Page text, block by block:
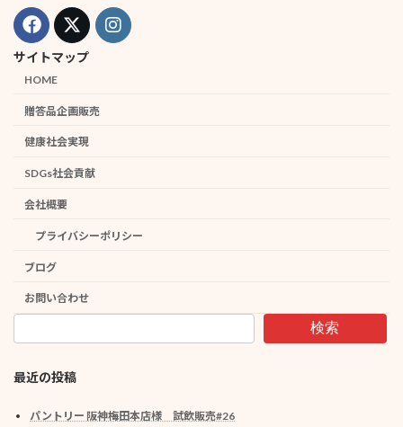
サイトマップ
HOME
贈答品企画販売
健康社会実現
SDGs社会貢献
会社概要
プライバシーポリシー
ブログ
お問い合わせ
検索
最近の投稿
パントリー 阪神梅田本店様 試飲販売#26